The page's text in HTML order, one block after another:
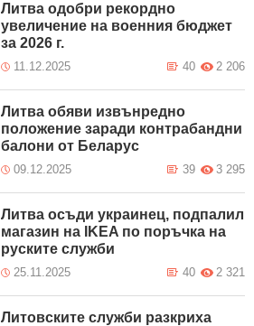
Литва одобри рекордно
увеличение на военния бюджет
за 2026 г.
11.12.2025 2 206
40
Литва обяви извънредно
положение заради контрабандни
балони от Беларус
09.12.2025 3 295
39
Литва осъди украинец, подпалил
магазин на IKEA по поръчка на
руските служби
25.11.2025 2 321
40
Литовските служби разкриха